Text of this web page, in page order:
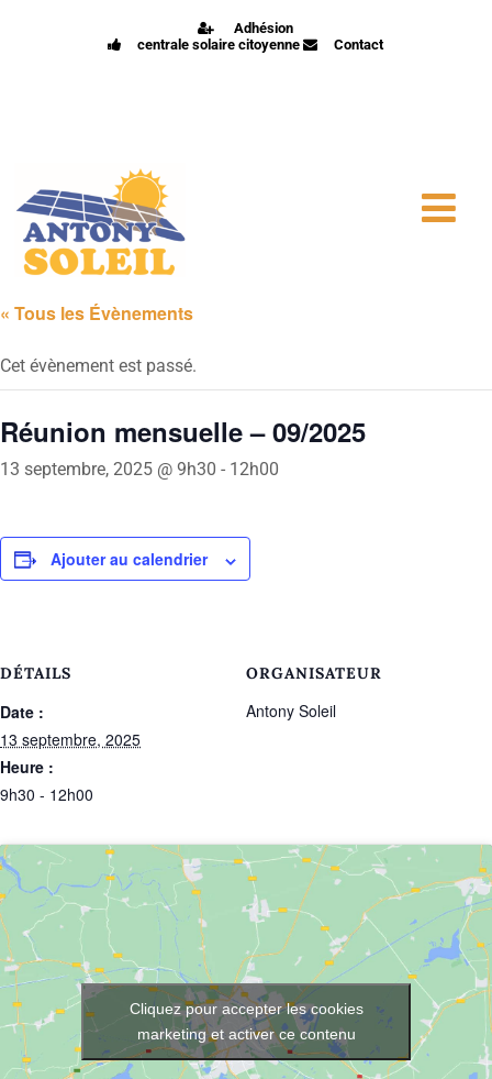
Adhésion
centrale solaire citoyenne
Contact
« Tous les Évènements
Cet évènement est passé.
Réunion mensuelle – 09/2025
13 septembre, 2025 @ 9h30 - 12h00
Ajouter au calendrier
DÉTAILS
Date :
13 septembre, 2025
Heure :
9h30 - 12h00
ORGANISATEUR
Antony Soleil
Cliquez pour accepter les cookies
marketing et activer ce contenu